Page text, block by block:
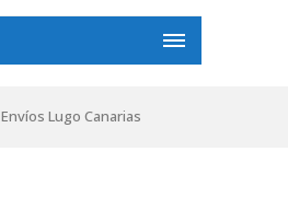
Envíos Lugo Canarias